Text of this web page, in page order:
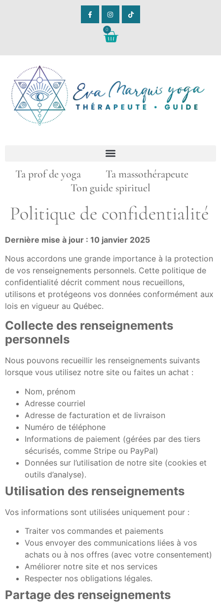
0
Ta prof de yoga Ta massothérapeute
Ton guide spirituel
Politique de confidentialité
Dernière mise à jour : 10 janvier 2025
Nous accordons une grande importance à la protection
de vos renseignements personnels. Cette politique de
confidentialité décrit comment nous recueillons,
utilisons et protégeons vos données conformément aux
lois en vigueur au Québec.
Collecte des renseignements
personnels
Nous pouvons recueillir les renseignements suivants
lorsque vous utilisez notre site ou faites un achat :
Nom, prénom
Adresse courriel
Adresse de facturation et de livraison
Numéro de téléphone
Informations de paiement (gérées par des tiers
sécurisés, comme Stripe ou PayPal)
Données sur l’utilisation de notre site (cookies et
outils d’analyse).
Utilisation des renseignements
Vos informations sont utilisées uniquement pour :
Traiter vos commandes et paiements
Vous envoyer des communications liées à vos
achats ou à nos offres (avec votre consentement)
Améliorer notre site et nos services
Respecter nos obligations légales.
Partage des renseignements